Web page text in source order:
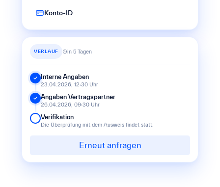
Konto-ID
VERLAUF in 5 Tagen
Interne Angaben
23.04.2026, 12:30 Uhr
Angaben Vertragspartner
26.04.2026, 09:30 Uhr
Verifikation
Die Überprüfung mit dem Ausweis findet statt.
Erneut anfragen